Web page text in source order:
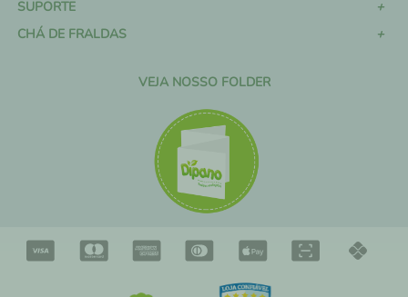
SUPORTE
CHÁ DE FRALDAS
VEJA NOSSO FOLDER